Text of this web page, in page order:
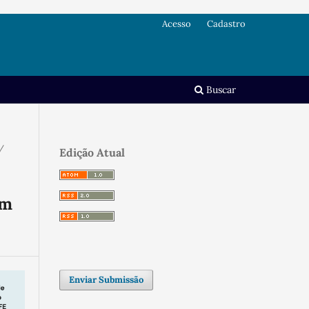
Buscar
Acesso Cadastro
/
Edição Atual
Enviar Submissão